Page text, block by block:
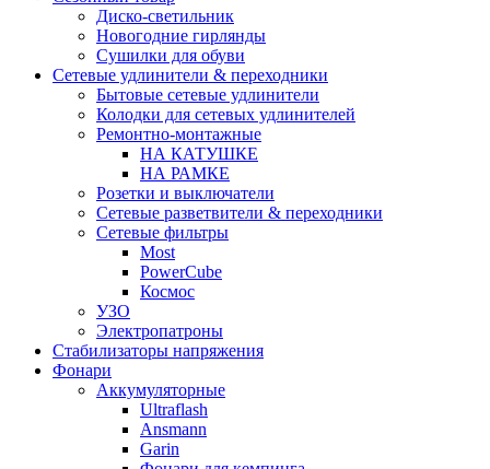
Диско-светильник
Новогодние гирлянды
Сушилки для обуви
Сетевые удлинители & переходники
Бытовые сетевые удлинители
Колодки для сетевых удлинителей
Ремонтно-монтажные
НА КАТУШКЕ
НА РАМКЕ
Розетки и выключатели
Сетевые разветвители & переходники
Сетевые фильтры
Most
PowerCube
Космос
УЗО
Электропатроны
Стабилизаторы напряжения
Фонари
Аккумуляторные
Ultraflash
Ansmann
Garin